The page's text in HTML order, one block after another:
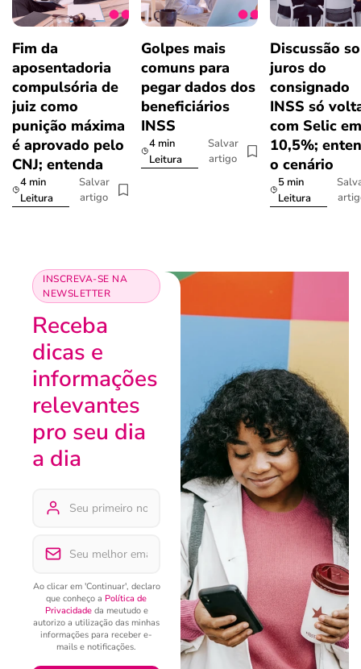
Fim da
aposentadoria
compulsória de
juiz como
punição máxima
é aprovado pelo
CNJ; entenda
4 min
Leitura
Salvar
artigo
Golpes mais
comuns para
pegar dados dos
beneficiários
INSS
4 min
Leitura
Salvar
artigo
Discussão
juros do
consignado
INSS só
com Selic em
10,5%;
o cenário
5 min
Leitura
INSCREVA-SE NA
NEWSLETTER
Receba
dicas e
informações
relevantes
pro seu dia
a dia
Ao clicar em 'Continuar', declaro
que conheço a Política de
Privacidadeda meutudo e
autorizo a utilização das minhas
informações para receber e-
mails e notificações.